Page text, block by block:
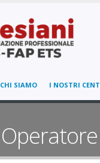
CHI SIAMO I NOSTRI